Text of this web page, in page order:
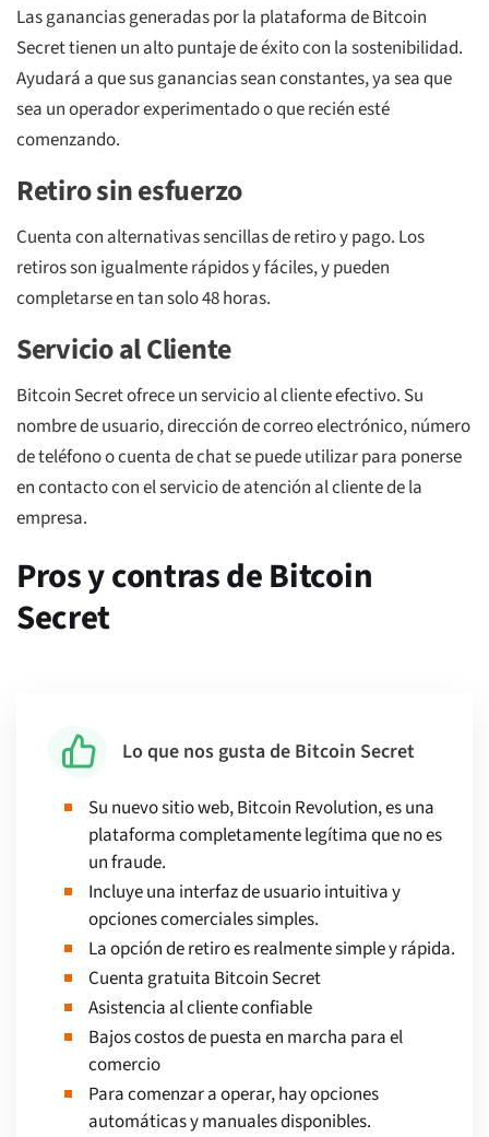
Las ganancias generadas por la plataforma de Bitcoin
Secret tienen un alto puntaje de éxito con la sostenibilidad.
Ayudará a que sus ganancias sean constantes, ya sea que
sea un operador experimentado o que recién esté
comenzando.
Retiro sin esfuerzo
Cuenta con alternativas sencillas de retiro y pago. Los
retiros son igualmente rápidos y fáciles, y pueden
completarse en tan solo 48 horas.
Servicio al Cliente
Bitcoin Secret ofrece un servicio al cliente efectivo. Su
nombre de usuario, dirección de correo electrónico, número
de teléfono o cuenta de chat se puede utilizar para ponerse
en contacto con el servicio de atención al cliente de la
empresa.
Pros y contras de Bitcoin
Secret
Lo que nos gusta de Bitcoin Secret
Su nuevo sitio web, Bitcoin Revolution, es una
plataforma completamente legítima que no es
un fraude.
Incluye una interfaz de usuario intuitiva y
opciones comerciales simples.
La opción de retiro es realmente simple y rápida.
Cuenta gratuita Bitcoin Secret
Asistencia al cliente confiable
Bajos costos de puesta en marcha para el
comercio
Para comenzar a operar, hay opciones
automáticas y manuales disponibles.